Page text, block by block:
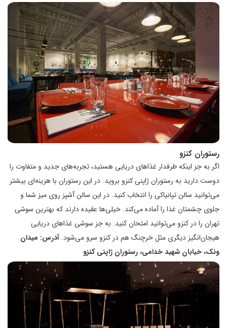
رستوران کنزو
اگر به جز اینکه طرفدار غذاهای دریایی هستید، تجربه‌های جدید و متفاوت را
دوست دارید به رستوران ژاپنی کنزو بروید. در این رستوران با هزینه‌ای بیشتر
می‌توانید سالن تپانیاکى را انتخاب کنید. در این سالن آشپز روی میز شما و
جلوی چشمتان غذا را آماده می‌کند. خیلی‌ها عقیده دارند که بهترین سوشی
تهران را در کنزو می‌توانید امتحان کنید. به جز سوشی غذاهای دریایی
هیجان‌انگیز دیگری مثل خرچنگ هم در کنزو سرو می‌شود. آدرس: میدان
ونک، خیابان شهید خدامی، رستوران ژاپنی کنزو